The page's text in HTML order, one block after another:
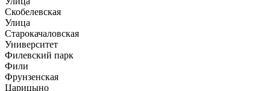
Скобелевская
Улица
Старокачаловская
Университет
Филевский парк
Фили
Фрунзенская
Царицыно